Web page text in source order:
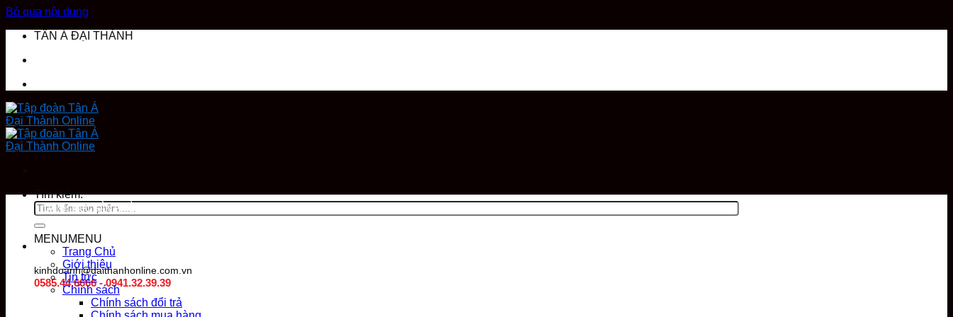
Bỏ qua nội dung
TÂN Á ĐẠI THÀNH
Tìm kiếm:
kinhdoanh@daithanhonline.com.vn
0585.44.6666 - 0941.32.39.39
DANH MỤC SẢN PHẨM
MENUMENU
Trang Chủ
Giới thiệu
Tin tức
Chính sách
Chính sách đổi trả